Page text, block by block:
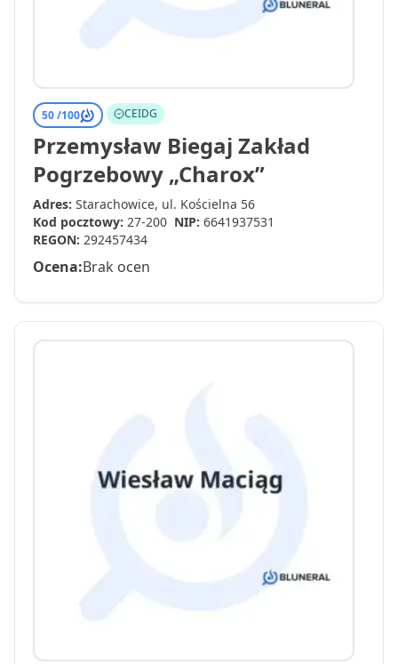
50 /100 CEIDG
Przemysław Biegaj Zakład
Pogrzebowy „Charox”
Adres: Starachowice, ul. Kościelna 56
Kod pocztowy: 27-200 NIP: 6641937531
REGON: 292457434
Ocena:Brak ocen